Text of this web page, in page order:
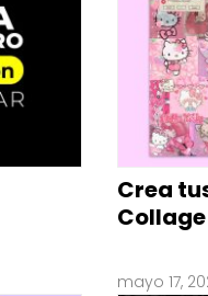
Crea
mayo 17,